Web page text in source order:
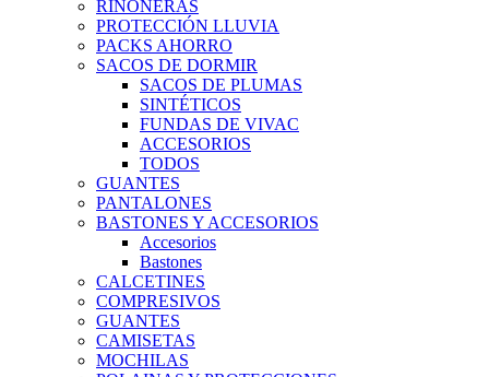
RIÑONERAS
PROTECCIÓN LLUVIA
PACKS AHORRO
SACOS DE DORMIR
SACOS DE PLUMAS
SINTÉTICOS
FUNDAS DE VIVAC
ACCESORIOS
TODOS
GUANTES
PANTALONES
BASTONES Y ACCESORIOS
Accesorios
Bastones
CALCETINES
COMPRESIVOS
GUANTES
CAMISETAS
MOCHILAS